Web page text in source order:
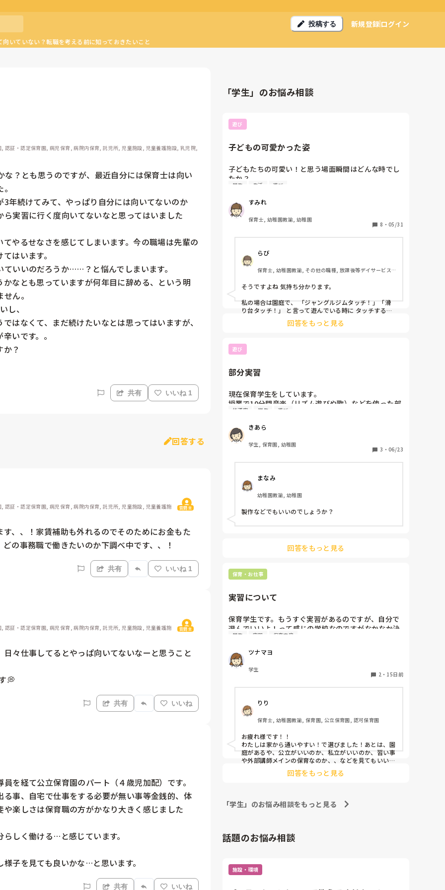
投稿する 新規登録ログイン
向いていない？転職を考える前に知っておきたいこと
証・認定保育園, 病児保育, 病院内保育, 託児所, 児童施設, 児童養護施設, 乳児院,
？とも思うのですが、最近自分には保育士は向い
年続けてみて、やっぱり自分には向いてないのか
実習に行く度向いてないなと思ってはいました
やるせなさを感じてしまいます。今の職場は先輩の
はいます。
いいのだろうか……？と悩んでしまいます。
なとも思っていますが何年目に辞める、という明
ん。
し、
はなくて、まだ続けたいなとは思ってはいますが、
いです。。
？
共有 いいね 1
回答する
証・認定保育園, 病児保育, 病院内保育, 託児所, 児童施設, 児童養護施 質問主
、、！家賃補助も外れるのでそのためにお金もた
共有 いいね 1
証・認定保育園, 病児保育, 病院内保育, 託児所, 児童施設, 児童養護施 質問主
々仕事してるとやっぱ向いてないなーと思うこと
💭
共有 いいね
を経て公立保育園のパート（４歳児加配）です。
事、自宅で仕事をする必要が無い事等金銭的、体
楽しさは保育職の方がかなり大きく感じました
しく働ける…と感じています。
共有 いいね
「学生」のお悩み相談
遊び
子どもの可愛かった姿
子どもたちの可愛い！と思う場面瞬間はどんな時でし
たか？
私は忙しい日々の中でも、いつも子どもたちのいいと
そうでなければこの仕事はやれないので。
学生 生活 遊び
すみれ
保育士, 幼稚園教諭, 幼稚園
8 ・ 05/31
らび
保育士, 幼稚園教諭, その他の職種, 放課後等デイサービス,
そうですよね 気持ち分かります。
私の場合は園庭で、 「ジャングルジムタッチ！」「滑
り台タッチ！」 と言って遊んでいる時に タッチするた
びに私のもとに全員が全力で走って戻ってきてギューを
してくれたことです！ 回答をもっと見る
遊び
部分実習
現在保育学生をしています。
授業で10分間音楽（リズム遊びや歌）などを使った部
分実習を10分間行うものがあるのですがアイデアが出
えて頂きたいです🙇‍♀️
年齢は自分で設定できます
指導案 学生 遊び
きあら
学生, 保育園, 幼稚園
3 ・ 06/23
まなみ
幼稚園教諭, 幼稚園
製作などでもいいのでしょうか？
回答をもっと見る
保育・お仕事
実習について
保育学生です。もうすぐ実習があるのですが、自分で
選んでいいよ！って感じの学校なのですがなかなか決
まりません…
係とか不安で実習震えます…
学生 実習 保育内容
ツナマヨ
学生
2 ・ 15日前
りり
保育士, 幼稚園教諭, 保育園, 公立保育園, 認可保育園
お疲れ様です！！
わたしは家から通いやすい！で選びました！あとは、園
庭があるや、公立がいいのか、私立がいいのか、習い事
や外部講師メインの保育なのか、、などを見てもいいか
もしれません…✨将来の役に立てるように、ここへの就
職はどうかな？と偵察しに行くのも一つだと思います！
ね！応援しています！
回答をもっと見る
「学生」のお悩み相談をもっと見る
話題のお悩み相談
施設・環境